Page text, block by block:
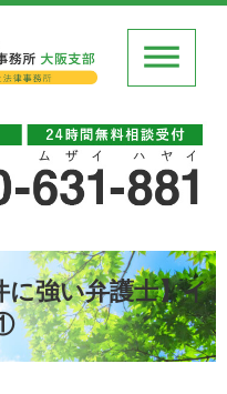
に強い弁護士】イ